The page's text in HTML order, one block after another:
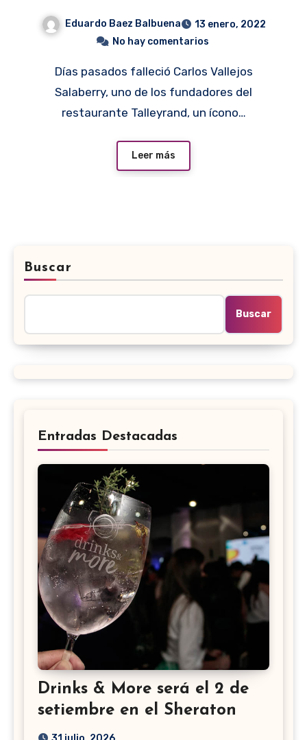
Eduardo Baez Balbuena
13 enero, 2022
No hay comentarios
Días pasados falleció Carlos Vallejos
Salaberry, uno de los fundadores del
restaurante Talleyrand, un ícono…
Leer más
Buscar
Buscar
Entradas Destacadas
Drinks & More será el 2 de
setiembre en el Sheraton